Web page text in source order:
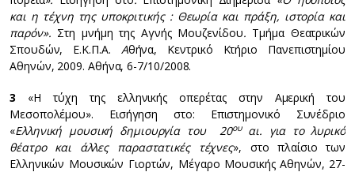
και η τέχνη της υποκριτικής : Θεωρία και πράξη, ιστορία και
παρόν». Στη μνήμη της Αγνής Μουζενίδου. Τμήμα Θεατρικών
Σπουδών, Ε.Κ.Π.Α. Αθήνα, Κεντρικό Κτήριο Πανεπιστημίου
Αθηνών, 2009. Αθήνα, 6-7/10/2008.
3 «Η τύχη της ελληνικής οπερέτας στην Αμερική του
Μεσοπολέμου». Εισήγηση στο: Επιστημονικό Συνέδριο
«Ελληνική μουσική δημιουργία του 20ουαι. για το λυρικό
θέατρο και άλλες παραστατικές τέχνες», στο πλαίσιο των
Ελληνικών Μουσικών Γιορτών, Μέγαρο Μουσικής Αθηνών, 27-